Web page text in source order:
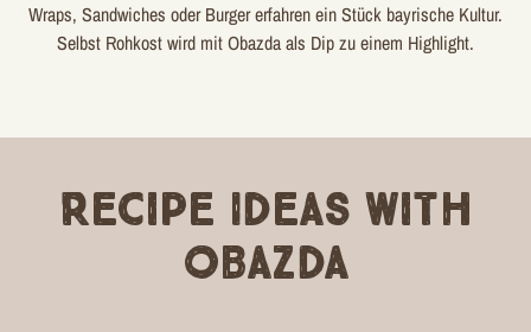
Wraps, Sandwiches oder Burger erfahren ein Stück bayrische Kultur.
Selbst Rohkost wird mit Obazda als Dip zu einem Highlight.
Recipe Ideas with
Obazda